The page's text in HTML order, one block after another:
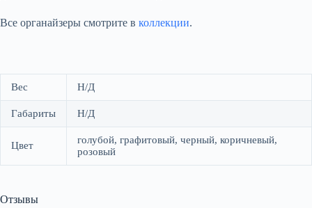
Все органайзеры смотрите в коллекции.
Вес Н/Д
Габариты Н/Д
Цвет
голубой, графитовый, черный, коричневый,
розовый
Отзывы